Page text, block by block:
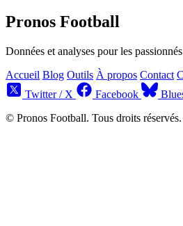
Pronos Football
Données et analyses pour les
Accueil Blog Outils À propos Contact
Twitter / X
Facebook
© Pronos Football. Tous droits réservés.